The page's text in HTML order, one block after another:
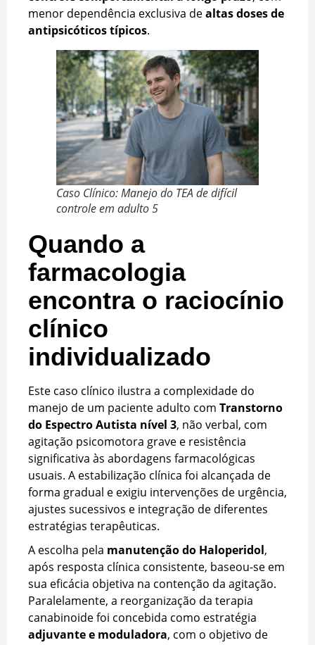
menor dependência exclusiva dealtas doses de
antipsicóticos típicos.
Caso Clínico: Manejo do TEA de difícil
controle em adulto 5
Quando a
farmacologia
encontra o raciocínio
clínico
individualizado
Este caso clínico ilustra a complexidade do
manejo de um paciente adulto com Transtorno
do Espectro Autista nível 3, não verbal, com
agitação psicomotora grave e resistência
significativa às abordagens farmacológicas
usuais. A estabilização clínica foi alcançada de
forma gradual e exigiu intervenções de urgência,
ajustes sucessivos e integração de diferentes
estratégias terapêuticas.
A escolha pela manutenção do Haloperidol,
após resposta clínica consistente, baseou-se em
sua eficácia objetiva na contenção da agitação.
Paralelamente, a reorganização da terapia
canabinoide foi concebida como estratégia
adjuvante e moduladora, com o objetivo de